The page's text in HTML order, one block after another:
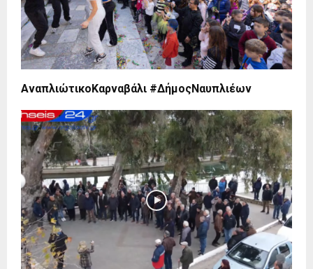
ΑναπλιώτικοΚαρναβάλι #ΔήμοςΝαυπλιέων